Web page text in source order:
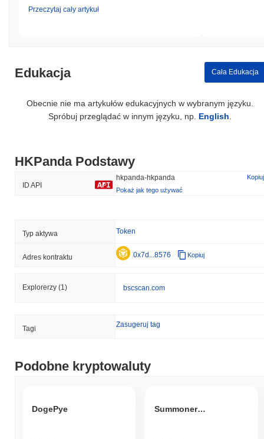
Przeczytaj cały artykuł
Edukacja Cała Edukacja
Obecnie nie ma artykułów edukacyjnych w wybranym języku.
Spróbuj przeglądać w innym języku, np. English
HKPanda Podstawy
ID API
hkpanda-hkpanda
Kopiuj
Pokaż jak tego używać
Typ aktywa Token
Adres kontraktu 0x7d...8576 Kopiuj
Explorerzy (1) bscscan.com
Tagi Zasugeruj tag
Podobne kryptowaluty
DogePye Summoners Arena Token